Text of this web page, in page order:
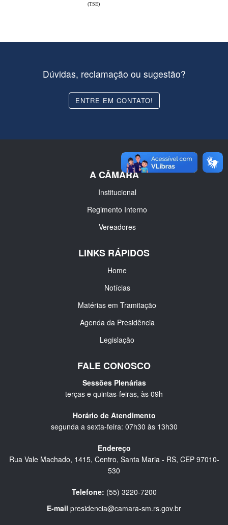
(TSE)
Dúvidas, reclamação ou sugestão?
ENTRE EM CONTATO!
A CÂMARA
Institucional
Regimento Interno
Vereadores
LINKS RÁPIDOS
Home
Notícias
Matérias em Tramitação
Agenda da Presidência
Legislação
FALE CONOSCO
Sessões Plenárias
terças e quintas-feiras, às 09h
Horário de Atendimento
segunda a sexta-feira: 07h30 às 13h30
Endereço
Rua Vale Machado, 1415, Centro, Santa Maria - RS, CEP 97010-
530
Telefone: (55) 3220-7200
E-mail presidencia@camara-sm.rs.gov.br